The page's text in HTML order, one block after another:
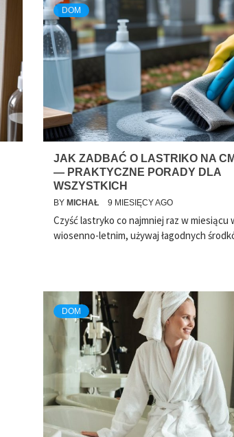
DOM
JAK ZADBAĆ O LASTRIKO NA
— PRAKTYCZNE PORADY DLA
WSZYSTKICH
BY MICHAŁ 9 MIESIĘCY AGO
Czyść lastryko co najmniej raz w miesiącu
wiosenno-letnim, używaj łagodnych
DOM